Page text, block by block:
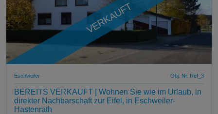
VERKAUFT
Eschweiler Obj. Nr. Ref_3
BEREITS VERKAUFT | Wohnen Sie wie im Urlaub, in
direkter Nachbarschaft zur Eifel, in Eschweiler-
Hastenrath